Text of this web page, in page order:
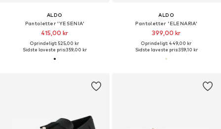
ALDO
Pantoletter 'YESENIA'
415,00 kr
Oprindeligt: 525,00 kr
Sidste laveste pris:359,00 kr
ALDO
Pantoletter 'ELENARIA'
399,00 kr
Oprindeligt: 449,00 kr
Sidste laveste pris:359,10 kr